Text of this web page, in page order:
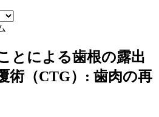
とによる歯根の露出
術（CTG）: 歯肉の再